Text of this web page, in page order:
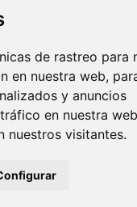
de rastreo para
en nuestra web,
y anuncios
en nuestra
nuestros visitantes.